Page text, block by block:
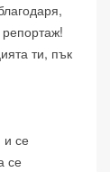
ти, пък
се
се